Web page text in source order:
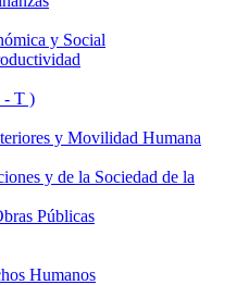
y Social
- T )
y Movilidad Humana
y de la Sociedad de la
Públicas
Humanos